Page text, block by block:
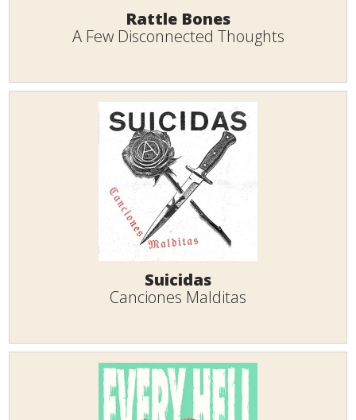
Rattle Bones
A Few Disconnected Thoughts
Suicidas
Canciones Malditas